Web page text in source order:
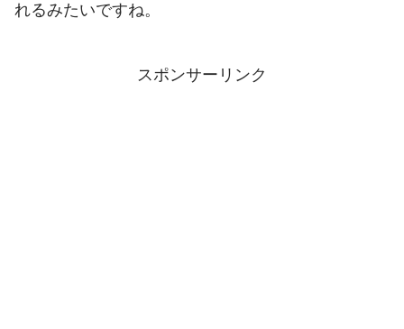
れるみたいですね。
スポンサーリンク